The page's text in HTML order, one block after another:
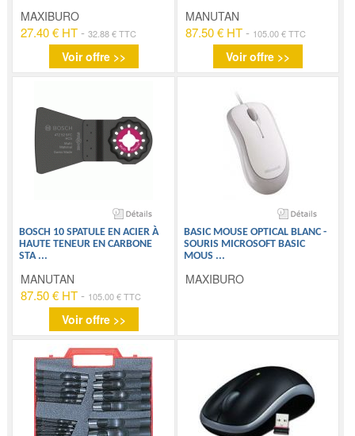
MAXIBURO
27.40 € HT -32.88 € TTC
Voir offre >>
MANUTAN
87.50 € HT- 105.00 € TTC
Voir offre >>
BOSCH 10 SPATULE EN ACIER À
HAUTE TENEUR EN CARBONE
STA ...
MANUTAN
87.50 € HT - 105.00 € TTC
Voir offre >>
BASIC MOUSE OPTICAL BLANC -
SOURIS MICROSOFT BASIC
MOUS ...
MAXIBURO